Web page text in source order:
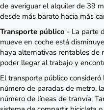
de averiguar el alquiler de 39
desde más barato hacia más
Transporte público - La parte
mueve en coche está
haya alternativas rentables de
poder llegar al trabajo y
El transporte público
número de paradas de metro,
número de líneas de tranvía.